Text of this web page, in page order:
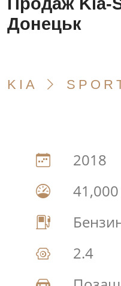
Донецьк
KIA
2018
2.4